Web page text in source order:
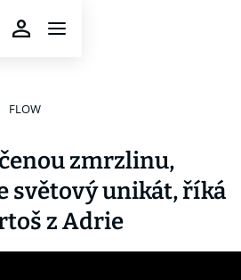
FLOW
zmrzlinu,
světový unikát, říká
z Adrie